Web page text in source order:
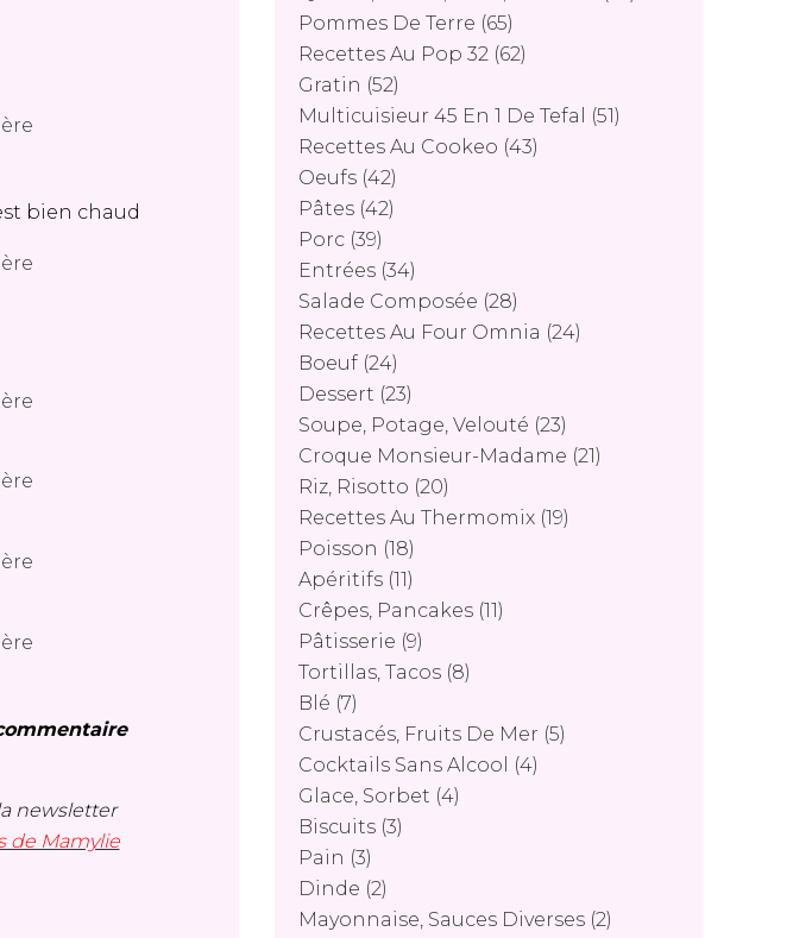
bien chaud
newsletter
de Mamylie
Pommes De Terre (65)
Recettes Au Pop 32 (62)
Gratin (52)
Multicuisieur 45 En 1 De Tefal
(51)
Recettes Au Cookeo (43)
Oeufs (42)
Pâtes (42)
Porc (39)
Entrées (34)
Salade Composée (28)
Recettes Au Four Omnia (24)
Boeuf (24)
Dessert (23)
Soupe, Potage, Velouté (23)
Croque Monsieur-Madame (21)
Riz, Risotto (20)
Recettes Au Thermomix (19)
Poisson (18)
Apéritifs (11)
Crêpes, Pancakes (11)
Pâtisserie (9)
Tortillas, Tacos (8)
Blé (7)
Crustacés, Fruits De Mer (5)
Cocktails Sans Alcool
(4)
Glace, Sorbet (4)
Biscuits (3)
Pain (3)
Dinde (2)
Mayonnaise, Sauces Diverses (2)